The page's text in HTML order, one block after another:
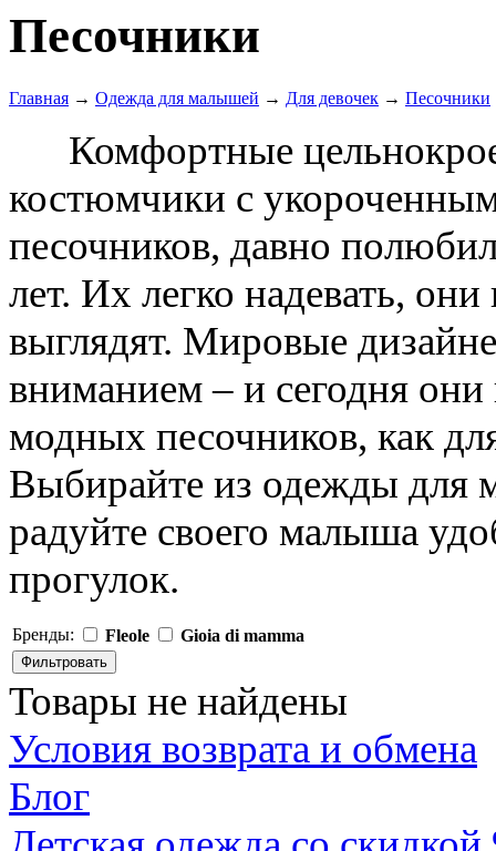
Песочники
Главная → Одежда для малышей → Для девочек → Песочники
Комфортные
костюмчики с
песочников, давно
лет. Их легко надевать,
выглядят. Мировые
вниманием – и сегодня они
модных песочников, как
Выбирайте из одежды для
радуйте своего малыша
прогулок.
Бренды: Fleole Gioia di mamma
Товары не найдены
Условия возврата и обмена
Блог